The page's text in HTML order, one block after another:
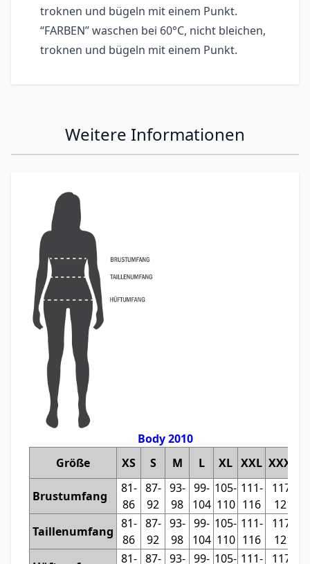
troknen und bügeln mit einem Punkt.
“FARBEN” waschen bei 60°C, nicht bleichen,
troknen und bügeln mit einem Punkt.
Weitere Informationen
Body 2010
Größe
XS S M L XL XXL XXXL
Brustumfang
81-
86
87-
92
93-
98
99-
104
105-
110
111-
116
117-
121
Taillenumfang
81-
86
87-
92
93-
98
99-
104
105-
110
111-
116
117-
121
81- 87- 93- 99- 105- 111- 117-